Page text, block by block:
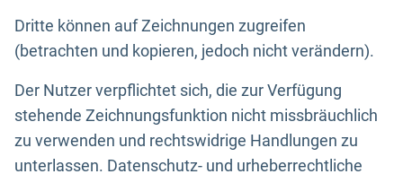
Dritte können auf Zeichnungen zugreifen
(betrachten und kopieren, jedoch nicht verändern).
Der Nutzer verpflichtet sich, die zur Verfügung
stehende Zeichnungsfunktion nicht missbräuchlich
zu verwenden und rechtswidrige Handlungen zu
unterlassen. Datenschutz- und urheberrechtliche